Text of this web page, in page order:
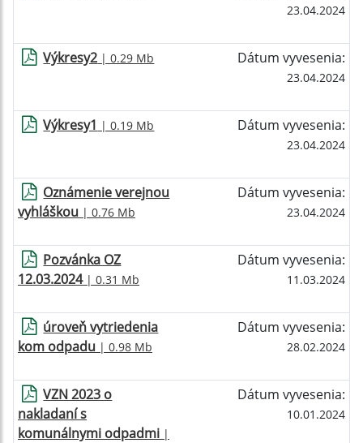
23.04.2024
Výkresy2 | 0.29 Mb Dátum vyvesenia:
23.04.2024
Výkresy1 | 0.19 Mb Dátum vyvesenia:
23.04.2024
Oznámenie verejnou
vyhláškou | 0.76 Mb
Dátum vyvesenia:
23.04.2024
Pozvánka OZ
12.03.2024| 0.31 Mb
Dátum vyvesenia:
11.03.2024
úroveň vytriedenia
kom odpadu | 0.98 Mb
Dátum vyvesenia:
28.02.2024
VZN 2023 o
nakladaní s
komunálnymi odpadmi |
Dátum vyvesenia:
10.01.2024